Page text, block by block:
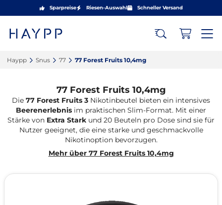
Sparpreise Riesen-Auswahl Schneller Versand
Haypp‎ Snus‎ 77‎ 77 Forest Fruits 10,4mg‎
77 Forest Fruits 10,4mg
Die 77 Forest Fruits 3 Nikotinbeutel bieten ein intensives
Beerenerlebnis im praktischen Slim-Format. Mit einer
Stärke von Extra Stark und 20 Beuteln pro Dose sind sie für
Nutzer geeignet, die eine starke und geschmackvolle
Nikotinoption bevorzugen.
Mehr über 77 Forest Fruits 10,4mg